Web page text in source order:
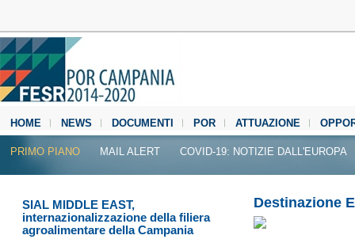
HOME NEWS DOCUMENTI POR ATTUAZIONE
MEDIA CENTER
PRIMO PIANO MAIL ALERT COVID-19: NOTIZIE DALL'EUROPA
Destinazione
SIAL MIDDLE EAST,
internazionalizzazione della filiera
agroalimentare della Campania